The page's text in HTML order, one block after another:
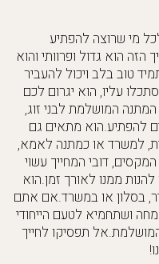
מי שרוצה להפתיע
הוא גדול ופרוותי והוא
טוב בלב ויכול להעביר
עליו, הוא יגרום לכם
המושלמת לבני זוג,
להפתיע.הוא מתאים גם
למשרד או כמתנה לאמא,
דובי המחייך עשוי
ממנו לאורך זמן.הוא
בסלון או במשרד.אם אתם
ושתחמיא לטעם הייחודי
תפסיקו לחייך